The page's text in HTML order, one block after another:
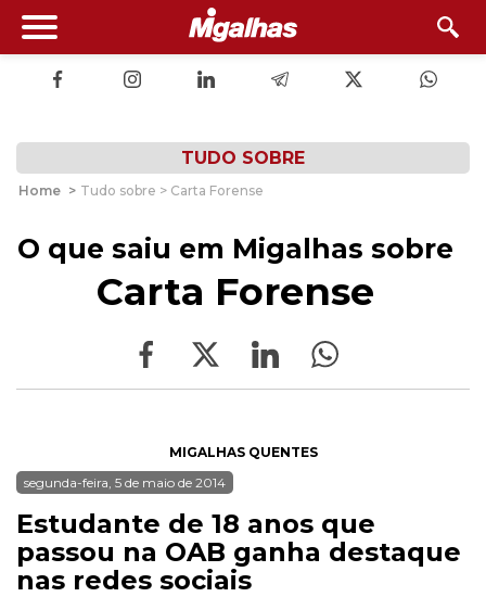
TUDO SOBRE
Home > Tudo sobre > Carta Forense
O que saiu em Migalhas sobre
Carta Forense
MIGALHAS QUENTES
segunda-feira, 5 de maio de 2014
Estudante de 18 anos que
passou na OAB ganha destaque
nas redes sociais